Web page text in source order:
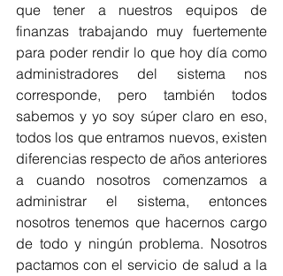
que tener a nuestros equipos de
finanzas trabajando muy fuertemente
para poder rendir lo que hoy día como
administradores del sistema nos
corresponde, pero también todos
sabemos y yo soy súper claro en eso,
todos los que entramos nuevos, existen
diferencias respecto de años anteriores
a cuando nosotros comenzamos a
administrar el sistema, entonces
nosotros tenemos que hacernos cargo
de todo y ningún problema. Nosotros
pactamos con el servicio de salud a la